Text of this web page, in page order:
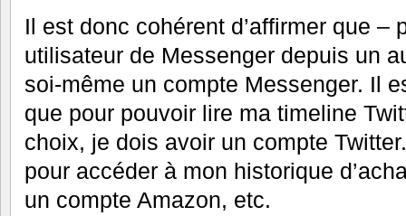
Il est donc cohérent d’affirmer que –
utilisateur de Messenger depuis un
soi-même un compte Messenger. Il
que pour pouvoir lire ma timeline
choix, je dois avoir un compte
pour accéder à mon historique
un compte Amazon, etc.